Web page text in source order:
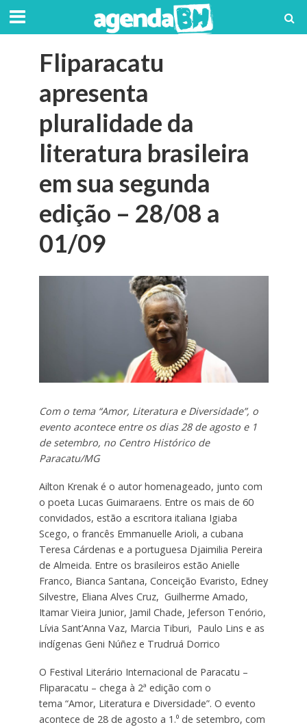
Fliparacatu
apresenta
pluralidade da
literatura brasileira
em sua segunda
edição – 28/08 a
01/09
Com o tema “Amor, Literatura e Diversidade”, o
evento acontece entre os dias 28 de agosto e 1
de setembro, no Centro Histórico de
Paracatu/MG
Ailton Krenak é o autor homenageado, junto com
o poeta Lucas Guimaraens. Entre os mais de 60
convidados, estão a escritora italiana Igiaba
Scego, o francês Emmanuelle Arioli, a cubana
Teresa Cárdenas e a portuguesa Djaimilia Pereira
de Almeida. Entre os brasileiros estão Anielle
Franco, Bianca Santana, Conceição Evaristo, Edney
Silvestre, Eliana Alves Cruz, Guilherme Amado,
Itamar Vieira Junior, Jamil Chade, Jeferson Tenório,
Lívia Sant’Anna Vaz, Marcia Tiburi, Paulo Lins e as
indígenas Geni Núñez e Trudruá Dorrico
O Festival Literário Internacional de Paracatu –
Fliparacatu – chega à 2ª edição com o
tema “Amor, Literatura e Diversidade”. O evento
acontece de 28 de agosto a 1.⁰ de setembro, com